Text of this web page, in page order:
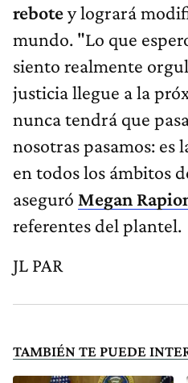
rebotey logrará
mundo. "Lo que
siento realmente
justicia llegue a la
nunca tendrá que
nosotras pasamos: es
en todos los ámbitos
aseguró Megan
referentes del plantel.
JL PAR
TAMBIÉN TE PUEDE